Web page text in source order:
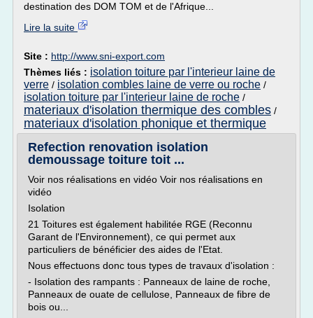
destination des DOM TOM et de l'Afrique...
Lire la suite
Site : http://www.sni-export.com
Thèmes liés : isolation toiture par l'interieur laine de
verre / isolation combles laine de verre ou roche /
isolation toiture par l'interieur laine de roche /
materiaux d'isolation thermique des combles /
materiaux d'isolation phonique et thermique
Refection renovation isolation
demoussage toiture toit ...
Voir nos réalisations en vidéo Voir nos réalisations en
vidéo
Isolation
21 Toitures est également habilitée RGE (Reconnu
Garant de l'Environnement), ce qui permet aux
particuliers de bénéficier des aides de l'Etat.
Nous effectuons donc tous types de travaux d'isolation :
- Isolation des rampants : Panneaux de laine de roche,
Panneaux de ouate de cellulose, Panneaux de fibre de
bois ou...